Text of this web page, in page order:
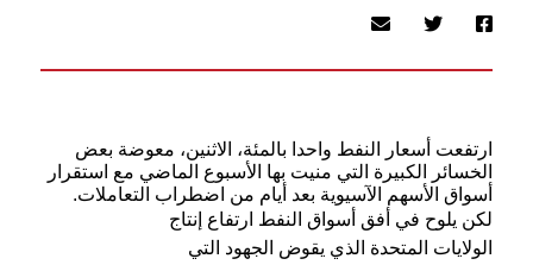
ارتفعت أسعار النفط واحدا بالمئة، الاثنين، معوضة بعض
الخسائر الكبيرة التي منيت بها الأسبوع الماضي مع استقرار
أسواق الأسهم الآسيوية بعد أيام من اضطراب التعاملات.
لكن يلوح في أفق أسواق النفط ارتفاع إنتاج
الولايات المتحدة الذي يقوض الجهود التي